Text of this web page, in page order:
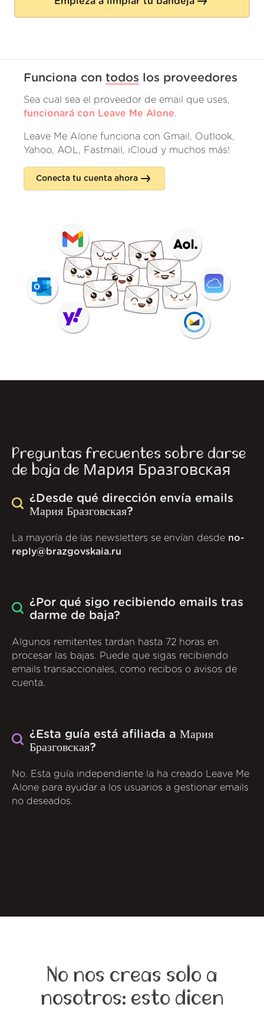
Funciona con todos los proveedores
Sea cual sea el proveedor de email que uses,
funcionará con Leave Me Alone.
Leave Me Alone funciona con Gmail, Outlook,
Yahoo, AOL, Fastmail, iCloud y muchos más!
Conecta tu cuenta ahora
Preguntas frecuentes sobre darse
de baja de Мария Бразговская
¿Desde qué dirección envía emails
Мария Бразговская?
La mayoría de las newsletters se envían desde no-
reply@brazgovskaia.ru
¿Por qué sigo recibiendo emails tras
darme de baja?
Algunos remitentes tardan hasta 72 horas en
procesar las bajas. Puede que sigas recibiendo
emails transaccionales, como recibos o avisos de
cuenta.
¿Esta guía está afiliada a Мария
Бразговская?
No. Esta guía independiente la ha creado Leave Me
Alone para ayudar a los usuarios a gestionar emails
no deseados.
No nos creas solo a
nosotros: esto dicen